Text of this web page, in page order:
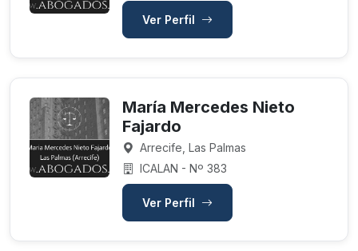
Ver Perfil
María Mercedes Nieto
Fajardo
Arrecife, Las Palmas
ICALAN - Nº 383
Ver Perfil